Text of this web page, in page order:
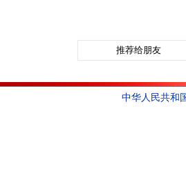
推荐给朋友
中华人民共和